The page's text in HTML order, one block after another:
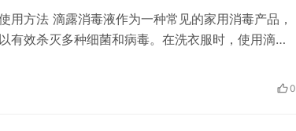
用方法 滴露消毒液作为一种常见的家用消毒产品，
有效杀灭多种细菌和病毒。在洗衣服时，使用滴露
用方法。 一、准备工作 检查衣物标签：在使用滴露
0